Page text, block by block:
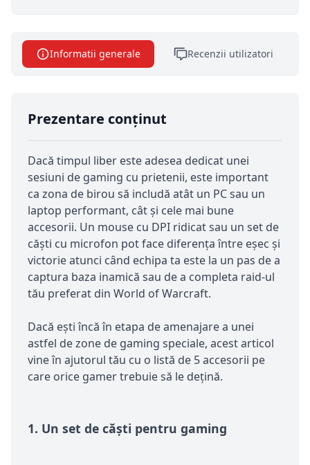
Informatii generale Recenzii utilizatori
Prezentare conținut
Dacă timpul liber este adesea dedicat unei
sesiuni de gaming cu prietenii, este important
ca zona de birou să includă atât un PC sau un
laptop performant, cât și cele mai bune
accesorii. Un mouse cu DPI ridicat sau un set de
căști cu microfon pot face diferența între eșec și
victorie atunci când echipa ta este la un pas de a
captura baza inamică sau de a completa raid-ul
tău preferat din World of Warcraft.
Dacă ești încă în etapa de amenajare a unei
astfel de zone de gaming speciale, acest articol
vine în ajutorul tău cu o listă de 5 accesorii pe
care orice gamer trebuie să le dețină.
1. Un set de căști pentru gaming